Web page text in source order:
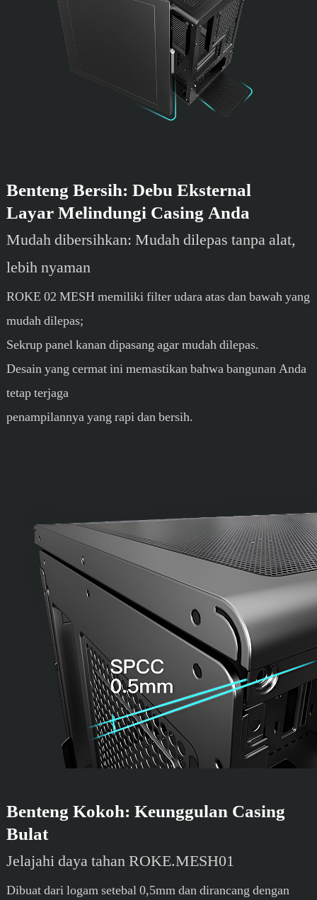
Benteng Bersih: Debu Eksternal
Layar Melindungi Casing Anda
Mudah dibersihkan: Mudah dilepas tanpa alat,
lebih nyaman
ROKE 02 MESH memiliki filter udara atas dan bawah yang
mudah dilepas;
Sekrup panel kanan dipasang agar mudah dilepas.
Desain yang cermat ini memastikan bahwa bangunan Anda
tetap terjaga
penampilannya yang rapi dan bersih.
Benteng Kokoh: Keunggulan Casing
Bulat
Jelajahi daya tahan ROKE.MESH01
Dibuat dari logam setebal 0,5mm dan dirancang dengan